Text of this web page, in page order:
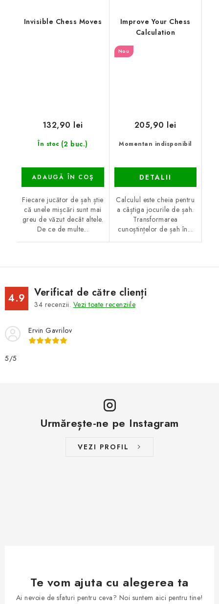
Invisible Chess Moves
În stoc (2 buc.)
132,90 lei
ADAUGĂ ÎN COŞ
Fiecare jucător de șah știe
că unele mișcări sunt mai
greu de văzut decât altele.
De ce de multe...
Improve Your Chess
Calculation
Nou
Momentan indisponibil
205,90 lei
DETALII
Calculul este cheia pentru
a câștiga jocurile de șah.
Transformarea
cunoștințelor de șah în...
4.9 Verificat de către clienți
34 recenzii. Vezi toate recenziile
Ervin Gavrilov
5/5
Urmărește-ne pe Instagram
VEZI PROFIL
Te vom ajuta cu alegerea ta
Ai nevoie de sfaturi pentru ceva? Noi suntem aici pentru tine!